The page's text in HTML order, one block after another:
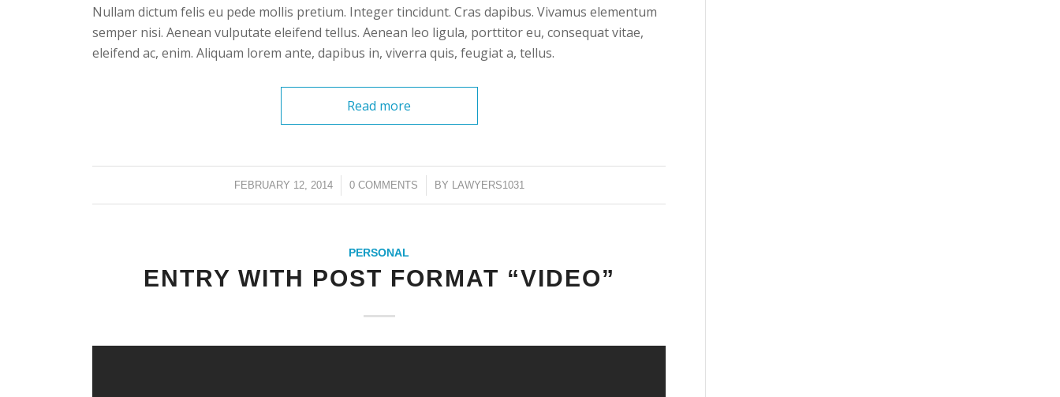
Nullam dictum felis eu pede mollis pretium. Integer tincidunt. Cras dapibus. Vivamus elementum
semper nisi. Aenean vulputate eleifend tellus. Aenean leo ligula, porttitor eu, consequat vitae,
eleifend ac, enim. Aliquam lorem ante, dapibus in, viverra quis, feugiat a, tellus.
Read more
FEBRUARY 12, 2014 0 COMMENTS
/ BY LAWYERS1031
PERSONAL
ENTRY WITH POST FORMAT “VIDEO”